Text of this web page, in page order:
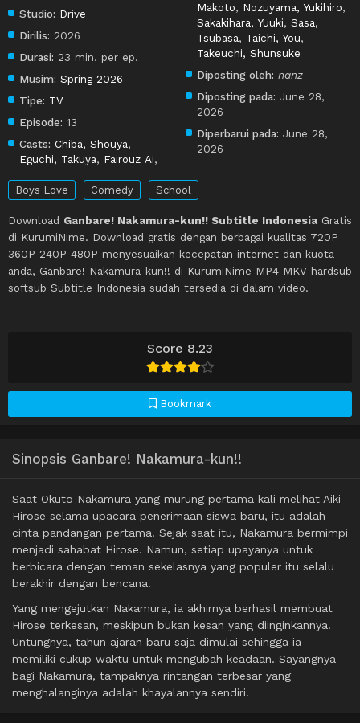
Score 8.23
Bookmark
Studio: Drive
Dirilis: 2026
Durasi: 23 min. per ep.
Musim: Spring 2026
Tipe: TV
Episode: 13
Casts: Chiba, Shouya,
Eguchi, Takuya, Fairouz Ai,
Makoto, Nozuyama, Yukihiro,
Sakakihara, Yuuki,Sasa,
Tsubasa, Taichi, You,
Takeuchi, Shunsuke
Diposting oleh: nanz
Diposting pada: June 28,
2026
Diperbarui pada: June 28,
2026
Boys Love Comedy School
Download Ganbare! Nakamura-kun!! Subtitle Indonesia Gratis
di KurumiNime. Download gratis dengan berbagai kualitas 720P
360P 240P 480P menyesuaikan kecepatan internet dan kuota
anda, Ganbare! Nakamura-kun!! di KurumiNime MP4 MKV hardsub
softsub Subtitle Indonesia sudah tersedia di dalam video.
Sinopsis Ganbare! Nakamura-kun!!
Saat Okuto Nakamura yang murung pertama kali melihat Aiki
Hirose selama upacara penerimaan siswa baru, itu adalah
cinta pandangan pertama. Sejak saat itu, Nakamura bermimpi
menjadi sahabat Hirose. Namun, setiap upayanya untuk
berbicara dengan teman sekelasnya yang populer itu selalu
berakhir dengan bencana.
Yang mengejutkan Nakamura, ia akhirnya berhasil membuat
Hirose terkesan, meskipun bukan kesan yang diinginkannya.
Untungnya, tahun ajaran baru saja dimulai sehingga ia
memiliki cukup waktu untuk mengubah keadaan. Sayangnya
bagi Nakamura, tampaknya rintangan terbesar yang
menghalanginya adalah khayalannya sendiri!